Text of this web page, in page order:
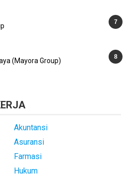
(Mayora Group)
Akuntansi
Asuransi
Farmasi
Hukum